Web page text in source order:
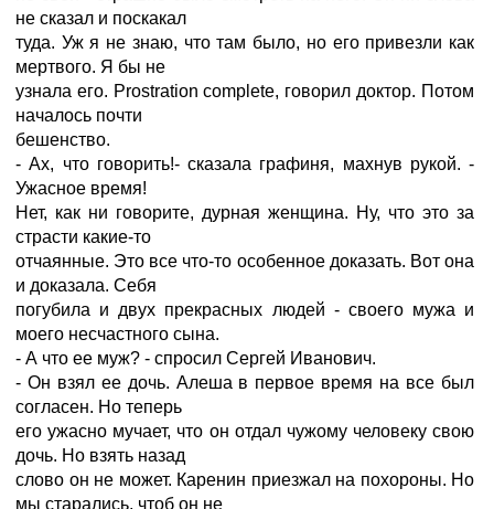
не сказал и поскакал
туда. Уж я не знаю, что там было, но его привезли как
мертвого. Я бы не
узнала его. Prostration complete, говорил доктор. Потом
началось почти
бешенство.
- Ах, что говорить!- сказала графиня, махнув рукой. -
Ужасное время!
Нет, как ни говорите, дурная женщина. Ну, что это за
страсти какие-то
отчаянные. Это все что-то особенное доказать. Вот она
и доказала. Себя
погубила и двух прекрасных людей - своего мужа и
моего несчастного сына.
- А что ее муж? - спросил Сергей Иванович.
- Он взял ее дочь. Алеша в первое время на все был
согласен. Но теперь
его ужасно мучает, что он отдал чужому человеку свою
дочь. Но взять назад
слово он не может. Каренин приезжал на похороны. Но
мы старались, чтоб он не